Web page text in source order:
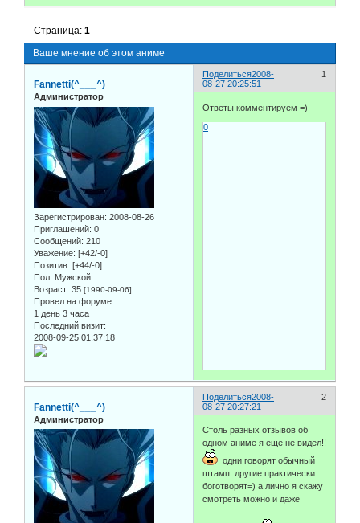
Ваше мнение об этом аниме
Страница:1
Поделиться 1
2008-
08-27 20:25:51
Fannetti(^___^)
Администратор
Зарегистрирован: 2008-08-26
Приглашений: 0
Сообщений: 210
Уважение: [+42/-0]
Позитив: [+44/-0]
Пол: Мужской
Возраст: 35 [1990-09-06]
Провел на форуме:
1 день 3 часа
Последний визит:
2008-09-25 01:37:18
Ответы комментируем =)
0
Поделиться 2
2008-
08-27 20:27:21
Fannetti(^___^)
Администратор
Столь разных отзывов об
одном аниме я еще не видел!!
одни говорят обычный
штамп..другие практически
боготворят=) а лично я скажу
смотреть можно и даже